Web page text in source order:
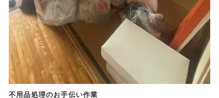
不用品処理のお手伝い作業